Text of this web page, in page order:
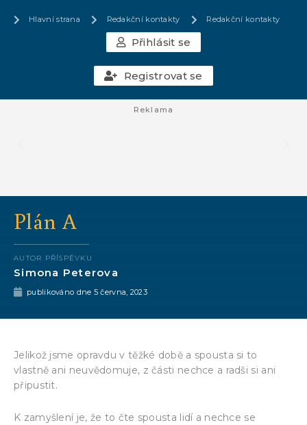
Hlavní strana Redakční kontakty Redakční kontakty
Přihlásit se
Registrovat se
Reklama
Plán A
AUTOR PŘÍSPĚVKU
Simona Peterova
publikováno dne 5 června, 2023
Jelikož jsme opravdu v těžké době a spousta si to
vlastně ani neuvědomuje, z části nechce a radši si ani
připustit.
K zamyšlení je, že to čte spousta lidí a nechce se